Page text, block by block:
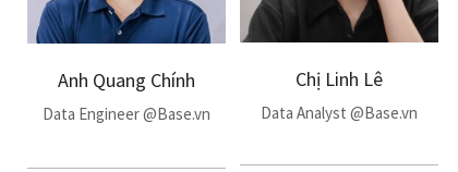
Anh Quang Chính
Data Engineer @Base.vn
Chị Linh Lê
Data Analyst @Base.vn